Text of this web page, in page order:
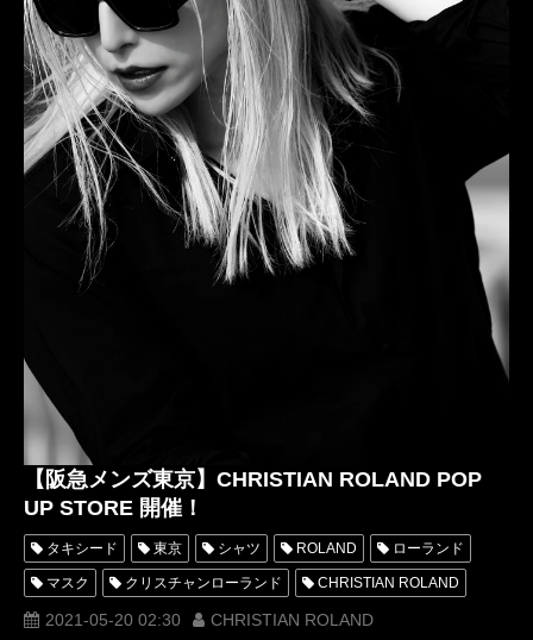
【阪急メンズ東京】CHRISTIAN ROLAND POP
UP STORE 開催！
タキシード 東京 シャツ ROLAND ローランド
マスク クリスチャンローランド CHRISTIAN ROLAND
CHRISTIANROLAND 新商品 Tシャツ
2021-05-20 02:30 CHRISTIAN ROLAND